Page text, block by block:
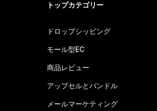
トップカテゴリー
ドロップシッピング
モール型EC
商品レビュー
アップセルとバンドル
メールマーケティング